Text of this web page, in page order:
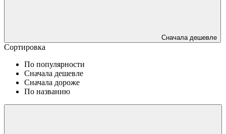
Сначала дешевле
Сортировка
По популярности
Сначала дешевле
Сначала дороже
По названию